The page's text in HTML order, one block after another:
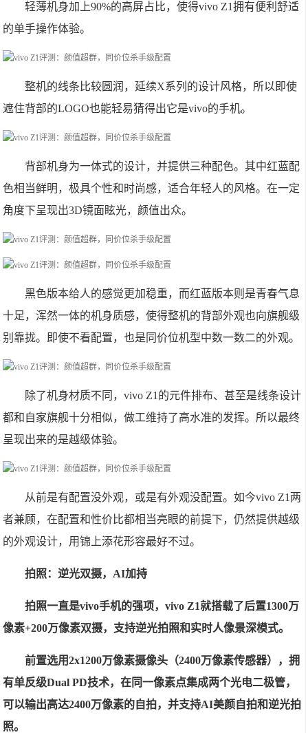
轻薄机身加上90%的高屏占比，使得vivo Z1拥有便利舒适
的单手操作体验。
整机的线条比较圆润，延续X系列的设计风格，所以即使
遮住背部的LOGO也能轻易猜得出它是vivo的手机。
背部机身为一体式的设计，并提供三种配色。其中红蓝配
色相当鲜明，极具个性和时尚感，适合年轻人的风格。在一定
角度下呈现出3D镜面眩光，颜值出众。
黑色版本给人的感觉更加稳重，而红蓝版本则是青春气息
十足，浑然一体的机身质感，使得整机的背部外观也向旗舰级
别靠拢。即使不看配置，也是同价位机型中数一数二的外观。
除了机身材质不同，vivo Z1的元件排布、甚至是线条设计
都和自家旗舰十分相似，做工维持了高水准的发挥。所以最终
呈现出来的是越级体验。
从前是有配置没外观，或是有外观没配置。如今vivo Z1两
者兼顾，在配置和性价比都相当亮眼的前提下，仍然提供越级
的外观设计，用锦上添花形容最好不过。
拍照：逆光双摄，AI加持
拍照一直是vivo手机的强项，vivo Z1就搭载了后置1300万
像素+200万像素双摄，支持逆光拍照和实时人像景深模式。
前置选用2x1200万像素摄像头（2400万像素传感器），拥
有单反级Dual PD技术，在同一像素点集成两个光电二极管，
可以输出高达2400万像素的自拍，并支持AI美颜自拍和逆光拍
照。